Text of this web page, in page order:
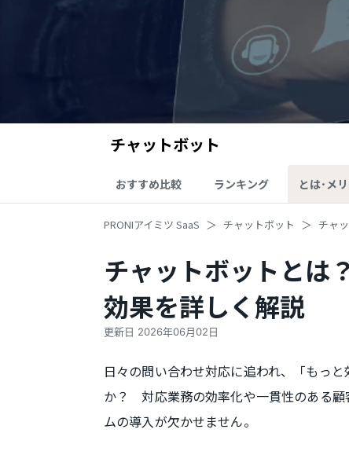
チャットボット
おすすめ比較 ランキング とは･メ
PRONIアイミツ SaaS チャットボット チャ
チャットボットとは
効果を詳しく解説
更新日 2026年06月02日
日々の問い合わせ対応に追われ、「もっ
か？ 対応業務の効率化や一貫性のある顧
ムの導入が欠かせません。